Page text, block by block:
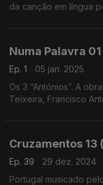
da canção em língua
Numa Palavra
Ep. 1
05 jan. 2025
Os 3 “Antónios”. A
Teixeira, Francisco
Cruzamentos 13
Ep. 39
29 dez. 2024
Portugal musicado